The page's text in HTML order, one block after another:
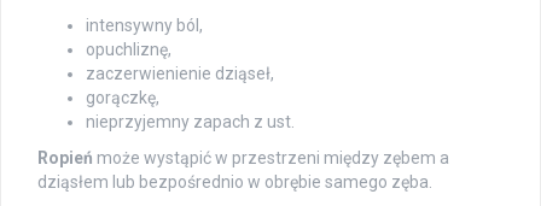
intensywny ból,
opuchliznę,
zaczerwienienie dziąseł,
gorączkę,
nieprzyjemny zapach z ust.
Ropień może wystąpić w przestrzeni między zębem a
dziąsłem lub bezpośrednio w obrębie samego zęba.